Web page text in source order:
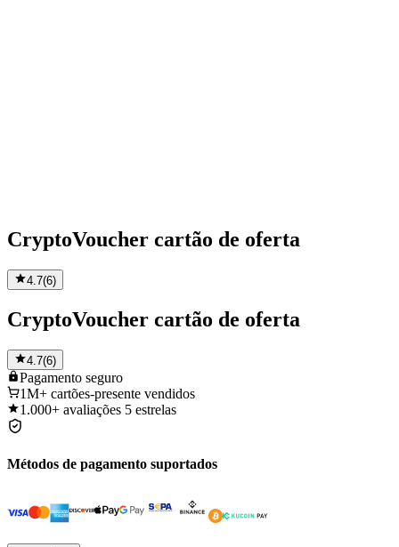
CryptoVoucher cartão de oferta
4.7(6)
CryptoVoucher cartão de oferta
4.7(6)
Pagamento seguro
1M+ cartões-presente vendidos
1.000+ avaliações 5 estrelas
Métodos de pagamento suportados